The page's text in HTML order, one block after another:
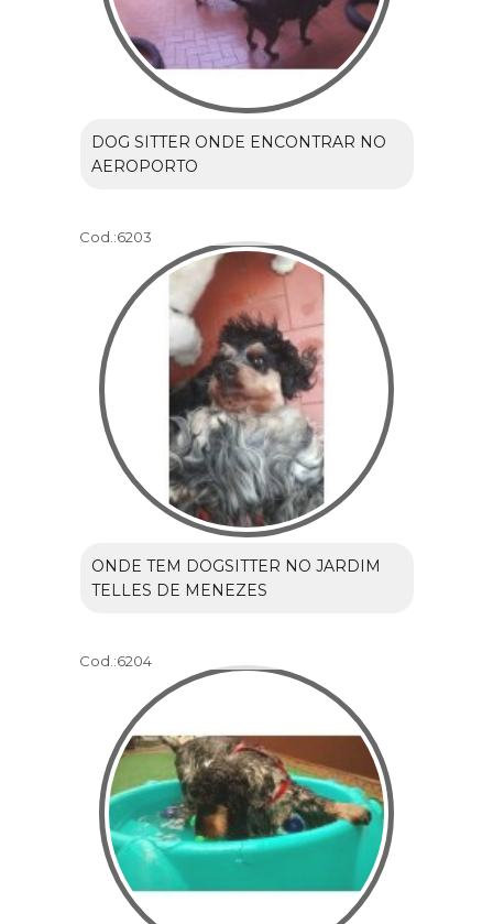
DOG SITTER ONDE ENCONTRAR NO
AEROPORTO
Cod.:6203
ONDE TEM DOGSITTER NO JARDIM
TELLES DE MENEZES
Cod.:6204